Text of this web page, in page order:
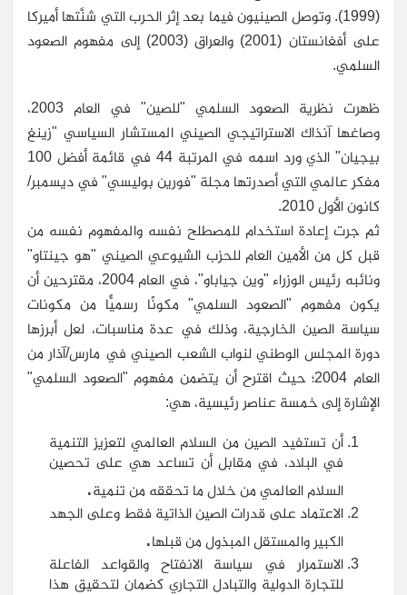
(1999). وتوصل الصينيون فيما بعد إثر الحرب التي شنَّتها أميركا
على أفغانستان (2001) والعراق (2003) إلى مفهوم الصعود
السلمي.
ظهرت نظرية الصعود السلمي "للصين" في العام 2003،
وصاغها آنذاك الاستراتيجي الصيني المستشار السياسي "زينغ
بيجيان" الذي ورد اسمه في المرتبة 44 في قائمة أفضل 100
مفكر عالمي التي أصدرتها مجلة "فورين بوليسي" في ديسمبر/
كانون الأول 2010
.
ثم جرت إعادة استخدام للمصطلح نفسه والمفهوم نفسه من
قبل كل من الأمين العام للحزب الشيوعي الصيني "هو جينتاو"
ونائبه رئيس الوزراء "وين جياباو"، في العام 2004، مقترحين أن
يكون مفهوم "الصعود السلمي" مكونًا رسميًّا من مكونات
سياسة الصين الخارجية، وذلك في عدة مناسبات، لعل أبرزها
دورة المجلس الوطني لنواب الشعب الصيني في مارس/آذار من
العام 2004؛ حيث اقترح أن يتضمن مفهوم "الصعود السلمي"
الإشارة إلى خمسة عناصر رئيسية، هي:
أن تستفيد الصين من السلام العالمي لتعزيز التنمية
في البلاد، في مقابل أن تساعد هي على تحصين
السلام العالمي من خلال ما تحققه من تنمية.
الاعتماد على قدرات الصين الذاتية فقط وعلى الجهد
الكبير والمستقل المبذول من قبلها.
الاستمرار في سياسة الانفتاح والقواعد الفاعلة
للتجارة الدولية والتبادل التجاري كضمان لتحقيق هذا